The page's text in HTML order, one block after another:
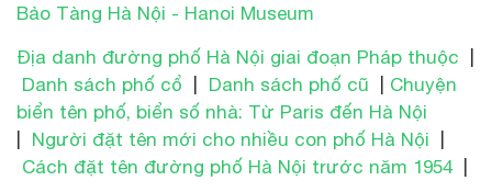
Bảo Tàng Hà Nội - Hanoi Museum
Địa danh đường phố Hà Nội giai đoạn Pháp thuộc
Danh sách phố cổ
Danh sách phố cũ
Chuyện
biển tên phố, biển số nhà: Từ Paris đến Hà Nội
Người đặt tên mới cho nhiều con phố Hà Nội
Cách đặt tên đường phố Hà Nội trước năm 1954|